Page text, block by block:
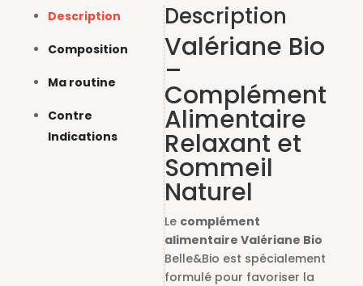
Description
Composition
Ma routine
Contre
Indications
Description
Valériane Bio
–
Complément
Alimentaire
Relaxant et
Sommeil
Naturel
Le complément
alimentaire Valériane Bio
Belle&Bio est spécialement
formulé pour favoriser la